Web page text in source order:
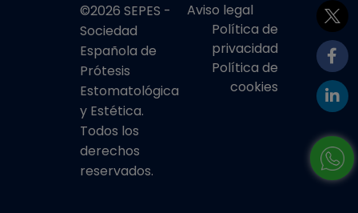
©2026 SEPES -
Sociedad
Española de
Prótesis
Estomatológica
y Estética.
Todos los
derechos
reservados.
Aviso legal
Política de
privacidad
Política de
cookies